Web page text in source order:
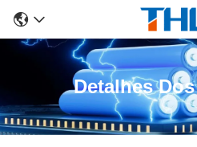
Detalhes